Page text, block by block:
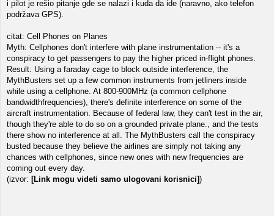
i pilot je rešio pitanje gde se nalazi i kuda da ide (naravno, ako telefon
podržava GPS).
citat: Cell Phones on Planes
Myth: Cellphones don't interfere with plane instrumentation -- it's a
conspiracy to get passengers to pay the higher priced in-flight phones.
Result: Using a faraday cage to block outside interference, the
MythBusters set up a few common instruments from jetliners inside
while using a cellphone. At 800-900MHz (a common cellphone
bandwidthfrequencies), there's definite interference on some of the
aircraft instrumentation. Because of federal law, they can't test in the air,
though they're able to do so on a grounded private plane., and the tests
there show no interference at all. The MythBusters call the conspiracy
busted because they believe the airlines are simply not taking any
chances with cellphones, since new ones with new frequencies are
coming out every day.
(izvor: [Link mogu videti samo ulogovani korisnici])